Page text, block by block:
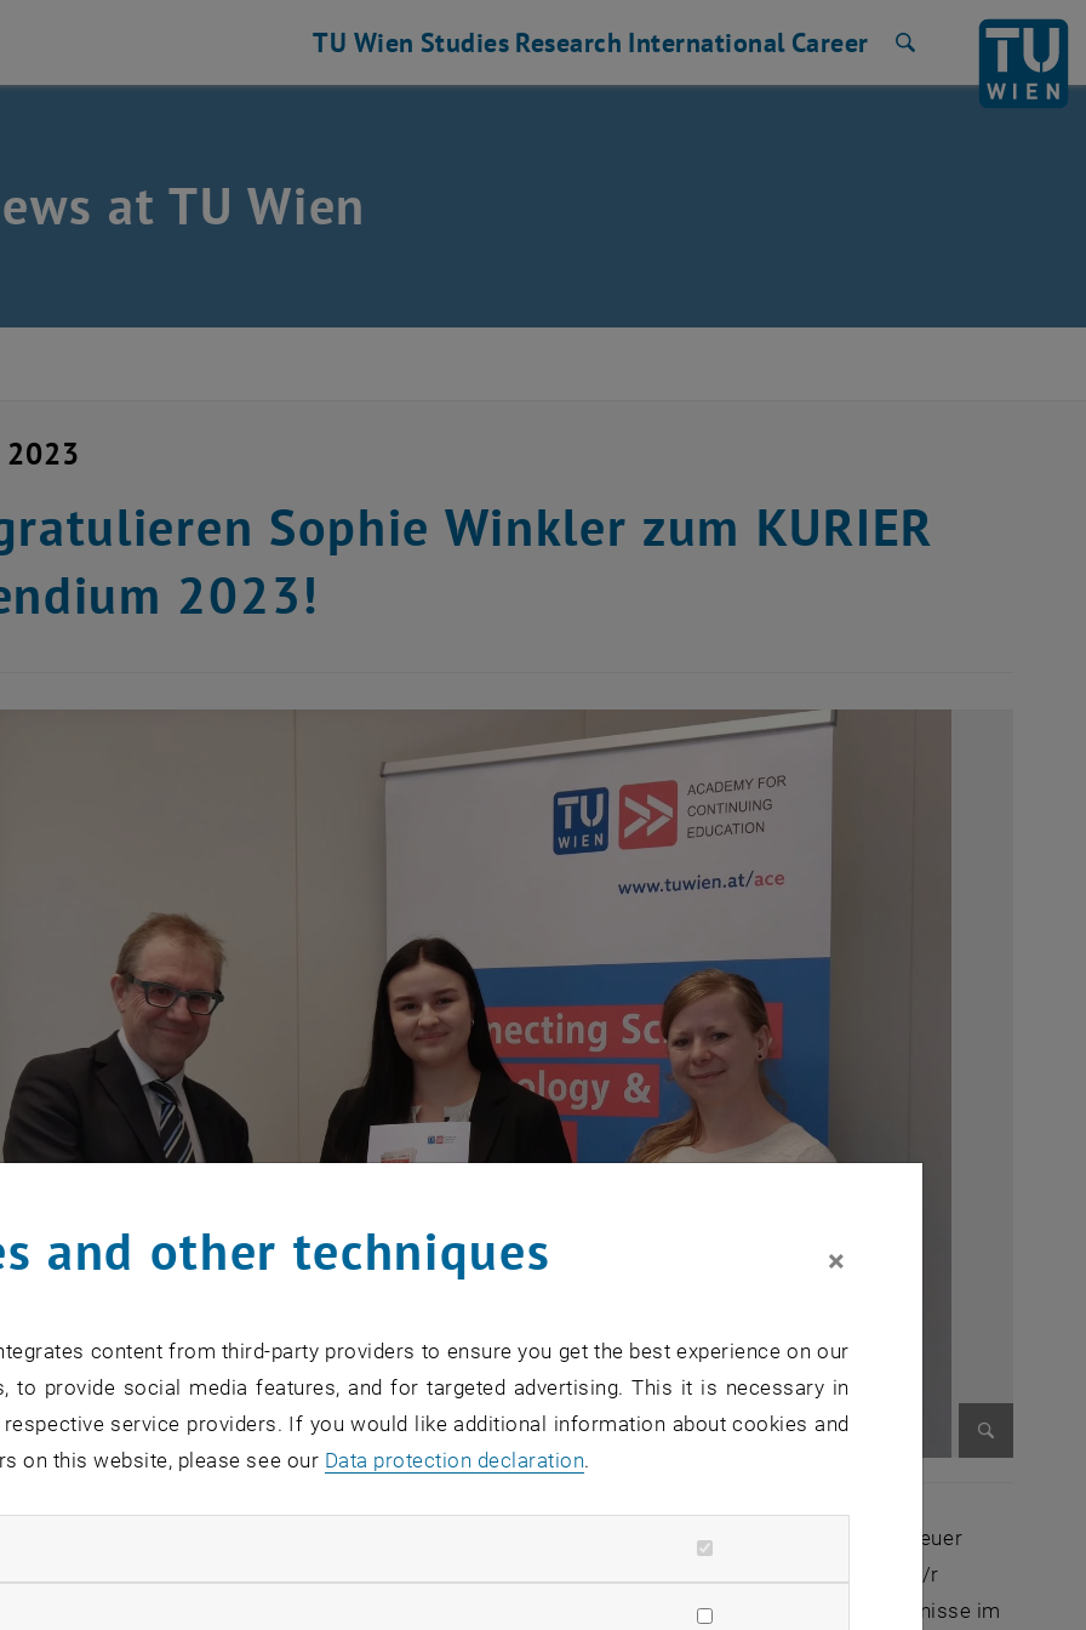
TU Wien Studies Research International Career
at TU Wien
2023
Sophie Winkler zum KURIER
2023!
„Immobilienwirtschaft & Liegenschaftsmanagement“
wurde auch heuer
ermöglichen wir damit einem/r
in aus der Immobilienbranche, sich auf universitärem Niveau weiterzubilden und die Fachkenntnisse im
and other techniques ×
content from third-party providers to ensure you get the best experience on our
to provide social media features, and for targeted advertising. This it is necessary in
service providers. If you would like additional information about cookies and
on this website, please see our Data protection declaration.